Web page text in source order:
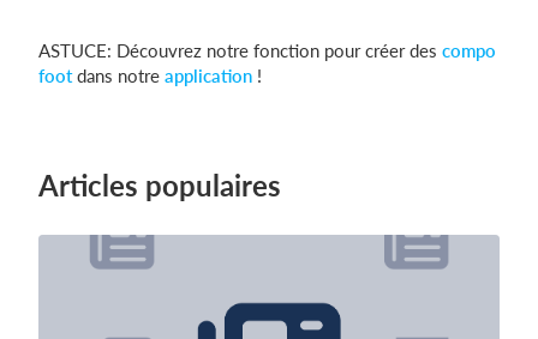
ASTUCE: Découvrez notre fonction pour créer des compo
footdans notre application !
Articles populaires